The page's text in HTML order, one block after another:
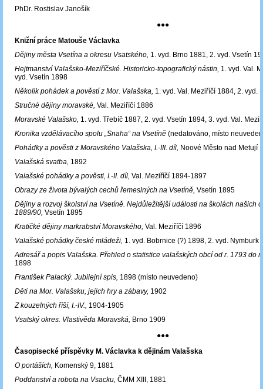
PhDr. Rostislav Janošík
●●●
Knižní práce Matouše Václavka
Dějiny města Vsetína a okresu Vsatského, 1. vyd. Brno 1881, 2. vyd. Vsetín
Hejtmanství Valašsko-Meziříčské. Historicko-topografický nástin, 1. vyd. Val.
vyd. Vsetín 1898
Několik pohádek a pověstí z Mor. Valašska, 1. vyd. Val. Meziříčí 1884, 2. vyd.
Stručné dějiny moravské, Val. Meziříčí 1886
Moravské Valašsko, 1. vyd. Třebíč 1887, 2. vyd. Vsetín 1894, 3. vyd. Val.
Kronika vzdělávacího spolu „Snaha“ na Vsetíně (nedatováno, místo
Pohádky a pověsti z Moravského Valašska, I.-III. díl, Noové Město nad Metují
Valašská svatba, 1892
Valašské pohádky a pověsti, I.-II. díl, Val. Meziříčí 1894-1897
Obrazy ze života bývalých cechů řemeslných na Vsetíně, Vsetín 1895
Dějiny a rozvoj školství na Vsetíně. Nejdůležitější události na školách našich
1889/90, Vsetín 1895
Kratičké dějiny markrabství Moravského, Val. Meziříčí 1896
Valašské pohádky české mládeži, 1. vyd. Bobrnice (?) 1898, 2. vyd. Nymburk
Adresář a popis Valašska. Přehled o statistice valašských obcí od r. 1793 do
1898
František Palacký. Jubilejní spis, 1898 (místo neuvedeno)
Děti na Mor. Valašsku, jejich hry a zábavy, 1902
Z kouzelných říší, I.-IV., 1904-1905
Vsatský okres. Vlastivěda Moravská, Brno 1909
●●●
Časopisecké příspěvky M. Václavka k dějinám Valašska
O portáších, Komenský 9, 1881
Poddanství a robota na Vsacku, ČMM XIII, 1881